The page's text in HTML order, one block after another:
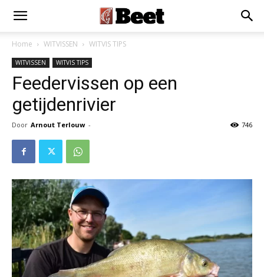
Home WITVISSEN WITVIS TIPS
WITVISSEN WITVIS TIPS
Feedervissen op een
getijdenrivier
Door Arnout Terlouw - 746